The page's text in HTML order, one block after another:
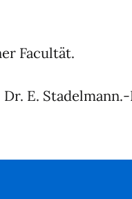
Facultät.
E.